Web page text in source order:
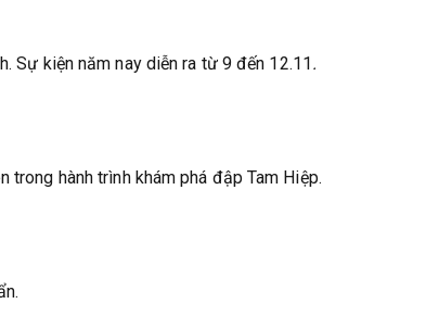
Sự kiện năm nay diễn ra từ 9 đến 12.11.
hành trình khám phá đập Tam Hiệp.